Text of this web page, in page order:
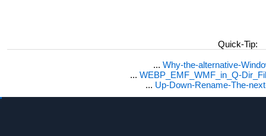
Quick-Tip:
... Why-the-alternative-
... WEBP_EMF_WMF_in_Q-
... Up-Down-Rename-The-